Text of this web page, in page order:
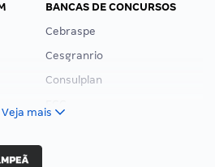
BANCAS DE CONCURSOS
Cebraspe
Cesgranrio
Consulplan
Veja mais